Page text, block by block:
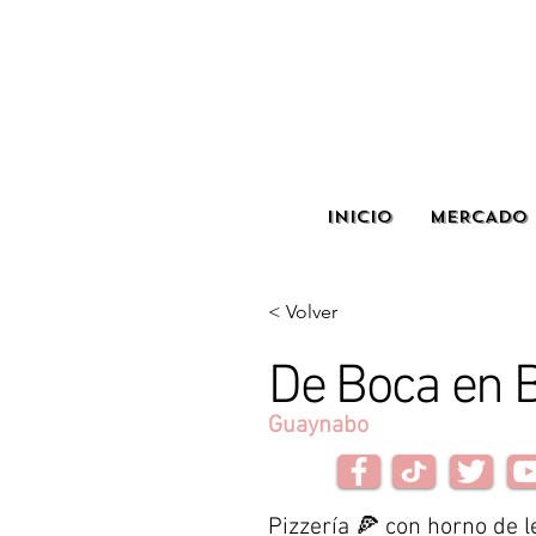
INICIO MERCADO
< Volver
De Boca en
Guaynabo
Pizzería 🍕 con horno de